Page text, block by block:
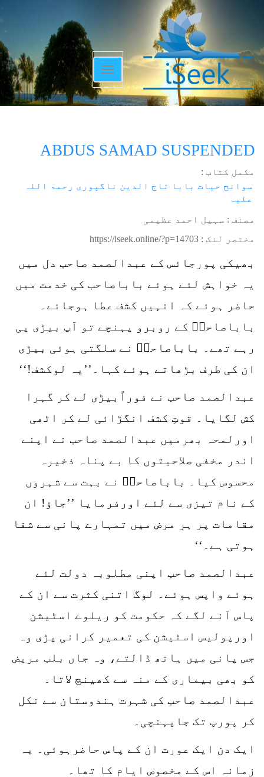
Toggle
navigation
ABDUS SAMAD SUSPENDED
مکمل کتاب :
سوانح حیات بابا تاج الدین ناگپوری رحمۃ اللہ
علیہ
مصنف : سہیل احمد عظیمی
مختصر لنک : https://iseek.online/?p=14703
بھیکی پورجائس کے عبدالصمد صاحب دل میں
یہ خواہش لئے ہوئے باباصاحب کی خدمت میں
حاضر ہوئے کہ انہیں کشف عطا ہوجائے۔
باباصاحبؒ کے روبرو پہنچے تو آپ بیڑی پی
رہے تھے۔ باباصاحبؒ نے سلگتی ہوئی بیڑی
ان کی طرف بڑھاتے ہوئے کہا۔’’یہ لوکشف!‘‘
عبدالصمد صاحب نے فوراًبیڑی لے کر گہرا
کش لگایا۔ قوتِ کشف انگڑائی لے کر اٹھی
اورلمحہ بھرمیں عبدالصمد صاحب نے اپنے
اندر مخفی صلاحیتوں کا بے پناہ ذخیرہ
محسوس کیا۔ باباصاحبؒ نے بہت سے شہروں
کے نام تیزی سے لئے اورفرمایا ’’جاؤ! ان
مقامات پر ہر مرض میں تمہارے پانی سے شفا
ہوتی ہے۔‘‘
عبدالصمد صاحب اپنی مطلوبہ دولت لئے
ہوئے واپس ہوئے۔ لوگ اتنی کثرت سے ان کے
پاس آنے لگے کہ حکومت کو ریلوے اسٹیشن
اورپولیس اسٹیشن کی تعمیر کرانی پڑی وہ
جس پانی میں ہاتھ ڈالتے، وہ جاں بلب مریض
کو بھی بیماری کے منہ سے کھینچ لاتا۔
عبدالصمد صاحب کی شہرت ہندوستان سے نکل
کر پورپ تک جاپہنچی۔
ایک دن ایک عورت ان کے پاس حاضرہوئی۔ یہ
زمانہ اس کے مخصوص ایام کا تھا۔